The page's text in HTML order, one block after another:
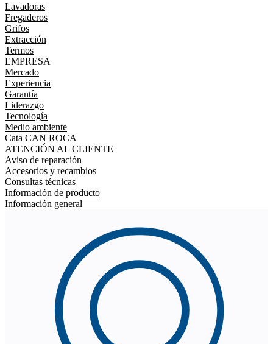
Lavadoras
Fregaderos
Grifos
Extracción
Termos
EMPRESA
Mercado
Experiencia
Garantía
Liderazgo
Tecnología
Medio ambiente
Cata CAN ROCA
ATENCIÓN AL CLIENTE
Aviso de reparación
Accesorios y recambios
Consultas técnicas
Información de producto
Información general